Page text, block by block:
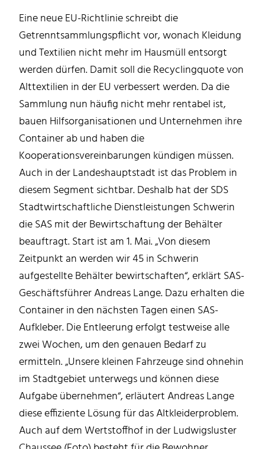
Eine neue EU-Richtlinie schreibt die
Getrenntsammlungspflicht vor, wonach Kleidung
und Textilien nicht mehr im Hausmüll entsorgt
werden dürfen. Damit soll die Recyclingquote von
Alttextilien in der EU verbessert werden. Da die
Sammlung nun häufig nicht mehr rentabel ist,
bauen Hilfsorganisationen und Unternehmen ihre
Container ab und haben die
Kooperationsvereinbarungen kündigen müssen.
Auch in der Landeshauptstadt ist das Problem in
diesem Segment sichtbar. Deshalb hat der SDS
Stadtwirtschaftliche Dienstleistungen Schwerin
die SAS mit der Bewirtschaftung der Behälter
beauftragt. Start ist am 1. Mai. „Von diesem
Zeitpunkt an werden wir 45 in Schwerin
aufgestellte Behälter bewirtschaften“, erklärt SAS-
Geschäftsführer Andreas Lange. Dazu erhalten die
Container in den nächsten Tagen einen SAS-
Aufkleber. Die Entleerung erfolgt testweise alle
zwei Wochen, um den genauen Bedarf zu
ermitteln. „Unsere kleinen Fahrzeuge sind ohnehin
im Stadtgebiet unterwegs und können diese
Aufgabe übernehmen“, erläutert Andreas Lange
diese effiziente Lösung für das Altkleiderproblem.
Auch auf dem Wertstoffhof in der Ludwigsluster